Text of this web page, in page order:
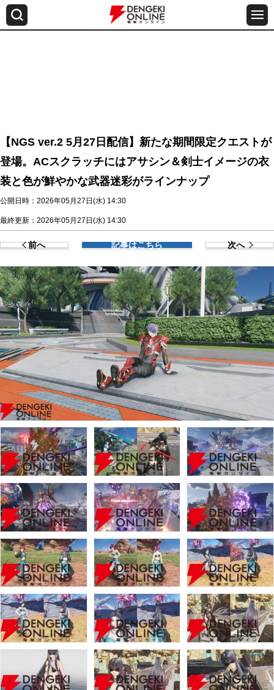
【NGS ver.2 5月27日配信】新たな期間限定クエストが
登場。ACスクラッチにはアサシン＆剣士イメージの衣
装と色が鮮やかな武器迷彩がラインナップ
公開日時：2026年05月27日(水) 14:30
最終更新：2026年05月27日(水) 14:30
前へ 記事はこちら 次へ